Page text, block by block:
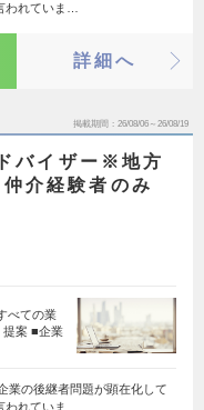
われていま…
詳細へ
掲載期間 26/08/06～26/08/19
バイザー※地方
介経験者のみ
べての業
提案 ■企業
業の後継者問題が顕在化して
われていま…